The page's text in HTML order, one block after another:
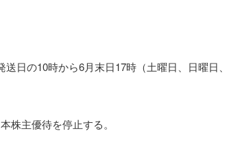
日の10時から6月末日17時（土曜日、日曜日、
株主優待を停止する。